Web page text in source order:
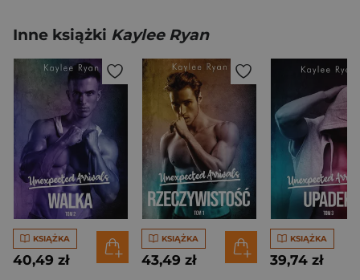
Inne książki Kaylee Ryan
KSIĄŻKA
40,49 zł
KSIĄŻKA
43,49 zł
KSIĄŻKA
39,74 zł